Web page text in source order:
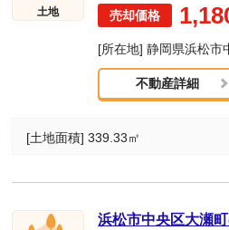
土地
[所在地] 静岡県浜松市
不動産詳細
[土地面積] 339.33㎡
浜松市中央区大瀬